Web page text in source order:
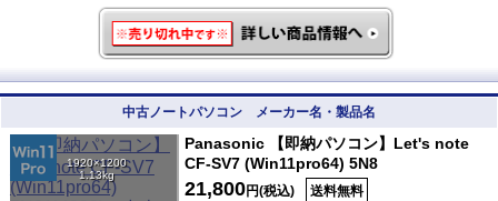
中古ノートパソコン メーカー名・製品名
1920×1200
1.13kg
Panasonic 【即納パソコン】Let's note
CF-SV7 (Win11pro64) 5N8
21,800円(税込) 送料無料